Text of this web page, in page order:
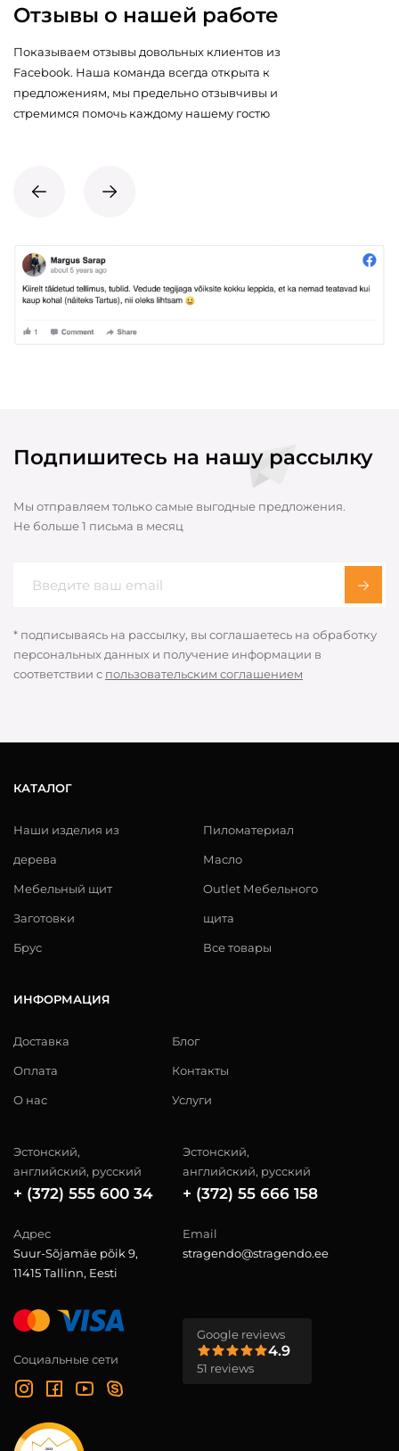
Отзывы о нашей работе
Показываем отзывы довольных клиентов из
Facebook. Наша команда всегда открыта к
предложениям, мы предельно отзывчивы и
стремимся помочь каждому нашему гостю
Подпишитесь на нашу рассылку
Мы отправляем только самые выгодные предложения.
Не больше 1 письма в месяц
* подписываясь на рассылку, вы соглашаетесь на обработку
персональных данных и получение информации в
соответствии с пользовательским соглашением
КАТАЛОГ
Наши изделия из
дерева
Мебельный щит
Заготовки
Брус
Пиломатериал
Масло
Outlet Мебельного
щита
Все товары
ИНФОРМАЦИЯ
Доставка
Оплата
О нас
Блог
Контакты
Услуги
Эстонский,
английский, русский
+ (372) 555 600 34
Эстонский,
английский, русский
+ (372) 55 666 158
Адрес
Suur-Sõjamäe põik 9,
11415 Tallinn, Eesti
Email
stragendo@stragendo.ee
Социальные сети
Google reviews
4.9
51 reviews